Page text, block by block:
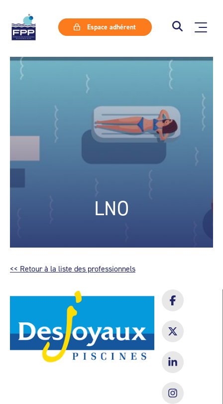
Espace adhérent
LNO
<< Retour à la liste des professionnels